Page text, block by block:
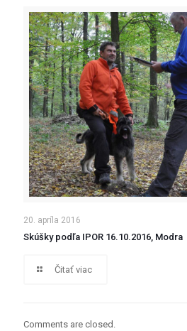
20. apríla 2016
Skúšky podľa IPOR 16.10.2016, Modra
Čitať viac
Comments are closed.